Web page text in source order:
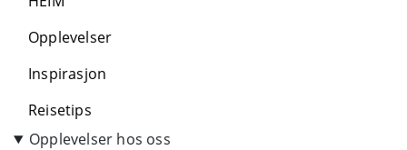
Opplevelser
Inspirasjon
Reisetips
Opplevelser hos oss